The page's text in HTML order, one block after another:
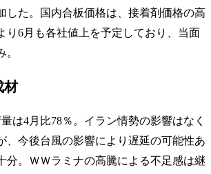
した。国内合板価格は、接着剤価格の高
り6月も各社値上を予定しており、当面
材
は4月比78％。イラン情勢の影響はなく
、今後台風の影響により遅延の可能性あ
分。ＷＷラミナの高騰による不足感は継